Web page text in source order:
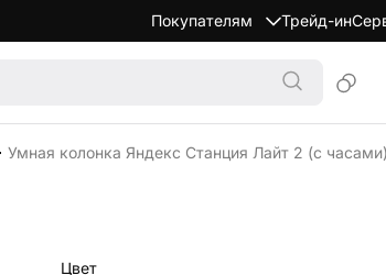
Покупателям Трейд-ин
Умная колонка Яндекс Станция Лайт 2 (с
Цвет